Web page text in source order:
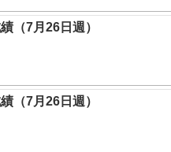
（7月26日週）
7月26日週）